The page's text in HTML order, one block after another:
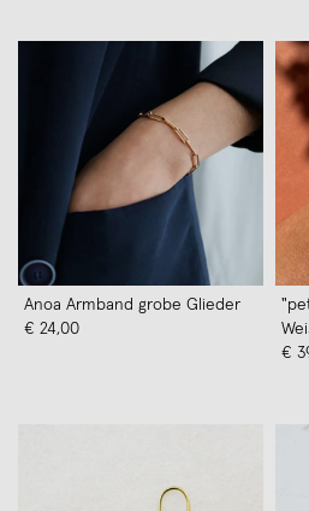
Anoa Armband grobe Glieder
€ 24,00
€